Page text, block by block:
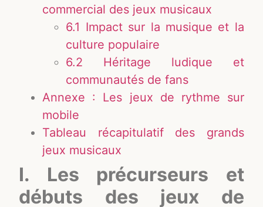
commercial des jeux musicaux
6.1 Impact sur la musique et la
culture populaire
6.2 Héritage ludique et
communautés de fans
Annexe : Les jeux de rythme sur
mobile
Tableau récapitulatif des grands
jeux musicaux
I. Les précurseurs et
débuts des jeux de